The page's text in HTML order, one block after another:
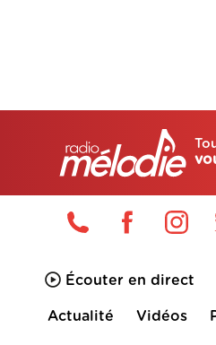
Écouter en direct
Actualité Vidéos